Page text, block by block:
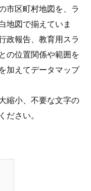
市区町村地図を、ラ
地図で揃えていま
政報告、教育用スラ
の位置関係や範囲を
加えてデータマップ
縮小、不要な文字の
ださい。